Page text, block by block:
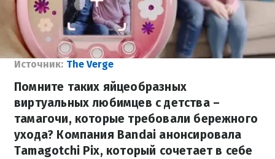
Источник: The Verge
Помните таких яйцеобразных
виртуальных любимцев с детства –
тамагочи, которые требовали бережного
ухода? Компания Bandai анонсировала
Tamagotchi Pix, который сочетает в себе